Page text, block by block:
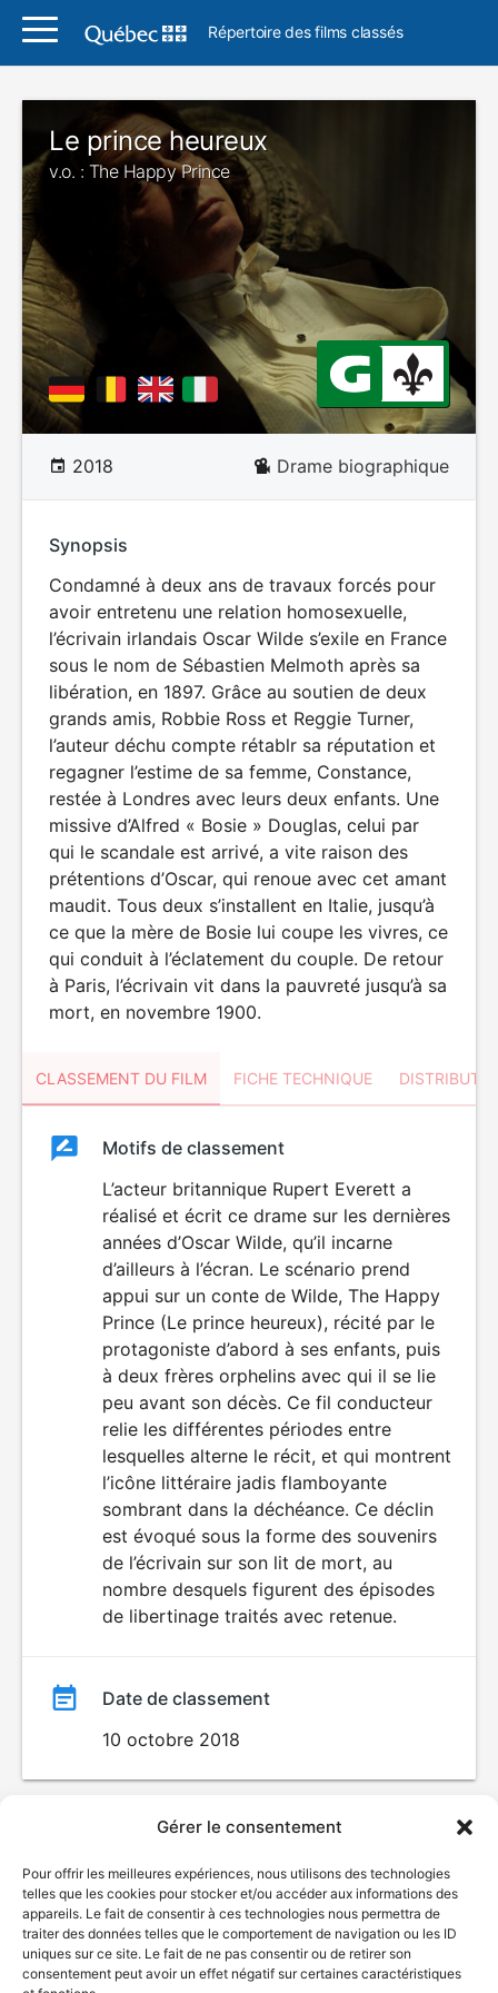
Gérer le consentement
Pour offrir les meilleures expériences, nous utilisons des technologies
telles que les cookies pour stocker et/ou accéder aux informations des
appareils. Le fait de consentir à ces technologies nous permettra de
traiter des données telles que le comportement de navigation ou les ID
uniques sur ce site. Le fait de ne pas consentir ou de retirer son
consentement peut avoir un effet négatif sur certaines caractéristiques
Répertoire des films classés
Le prince heureux
v.o. : The Happy Prince
2018 Drame biographique
Synopsis
Condamné à deux ans de travaux forcés pour
avoir entretenu une relation homosexuelle,
l’écrivain irlandais Oscar Wilde s’exile en France
sous le nom de Sébastien Melmoth après sa
libération, en 1897. Grâce au soutien de deux
grands amis, Robbie Ross et Reggie Turner,
l’auteur déchu compte rétablr sa réputation et
regagner l’estime de sa femme, Constance,
restée à Londres avec leurs deux enfants. Une
missive d’Alfred « Bosie » Douglas, celui par
qui le scandale est arrivé, a vite raison des
prétentions d’Oscar, qui renoue avec cet amant
maudit. Tous deux s’installent en Italie, jusqu’à
ce que la mère de Bosie lui coupe les vivres, ce
qui conduit à l’éclatement du couple. De retour
à Paris, l’écrivain vit dans la pauvreté jusqu’à sa
mort, en novembre 1900.
CLASSEMENT DU FILM FICHE TECHNIQUE
ClassementClassement
Motifs de classement
L’acteur britannique Rupert Everett a
réalisé et écrit ce drame sur les dernières
années d’Oscar Wilde, qu’il incarne
d’ailleurs à l’écran. Le scénario prend
appui sur un conte de Wilde, The Happy
Prince (Le prince heureux), récité par le
protagoniste d’abord à ses enfants, puis
à deux frères orphelins avec qui il se lie
peu avant son décès. Ce fil conducteur
relie les différentes périodes entre
lesquelles alterne le récit, et qui montrent
l’icône littéraire jadis flamboyante
sombrant dans la déchéance. Ce déclin
est évoqué sous la forme des souvenirs
de l’écrivain sur son lit de mort, au
nombre desquels figurent des épisodes
de libertinage traités avec retenue.
Date de classement
10 octobre 2018
© Gouvernement du Québec, 2026